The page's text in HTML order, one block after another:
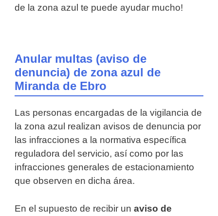
de la zona azul te puede ayudar mucho!
Anular multas (aviso de
denuncia) de zona azul de
Miranda de Ebro
Las personas encargadas de la vigilancia de
la zona azul realizan avisos de denuncia por
las infracciones a la normativa específica
reguladora del servicio, así como por las
infracciones generales de estacionamiento
que observen en dicha área.
En el supuesto de recibir un aviso de